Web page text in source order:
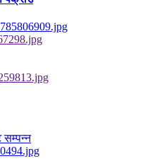
सम्पन्न